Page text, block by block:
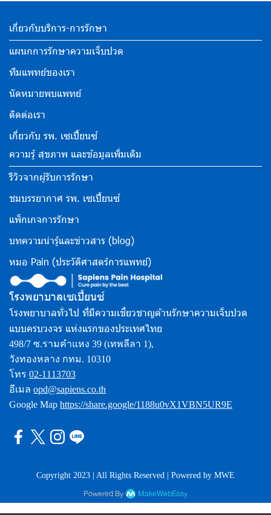
เกี่ยวกับบริการ-การรักษา
แผนกการรักษาความเจ็บปวด
ทีมแพทย์ของเรา
นัดหมายพบแพทย์
ติดต่อเรา
เกี่ยวกับ รพ. เซเปี้ยนซ์
ความรู้ สุขภาพ และข้อมูลเพิ่มเติม
รีวิวจากผู้รับการรักษา
ชมบรรยากาศ รพ. เซเปี้ยนซ์
แพ็กเกจการรักษา
บทความน่ารู้และข่าวสาร (blog)
หมอ Pain (ประวัติศาสตร์การแพทย์)
โรงพยาบาลเซเปี้ยนซ์
โรงพยาบาลทั่วไป ที่มีความเชี่ยวชาญด้านรักษาความเจ็บปวด
แบบครบวงจร แห่งแรกของประเทศไทย
498/7 ซ.รามคำแหง 39 (เทพลีลา 1),
วังทองหลาง กทม. 10310
โทร 02-1113703
อีเมล opd@sapiens.co.th
Google Map https://share.google/1188u0vX1VBN5UR9E
Copyright 2023 | All Rights Reserved | Powered by MWE
Powered By MakeWebEasy